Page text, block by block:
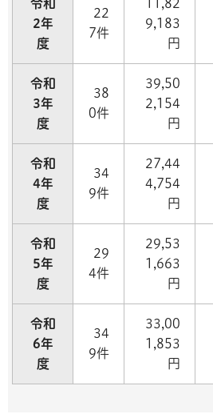
令和
2年
度
22
7件
11,82
9,183
円
令和
3年
度
38
0件
39,50
2,154
円
令和
4年
度
34
9件
27,44
4,754
円
令和
5年
度
29
4件
29,53
1,663
円
令和
6年
度
34
9件
33,00
1,853
円